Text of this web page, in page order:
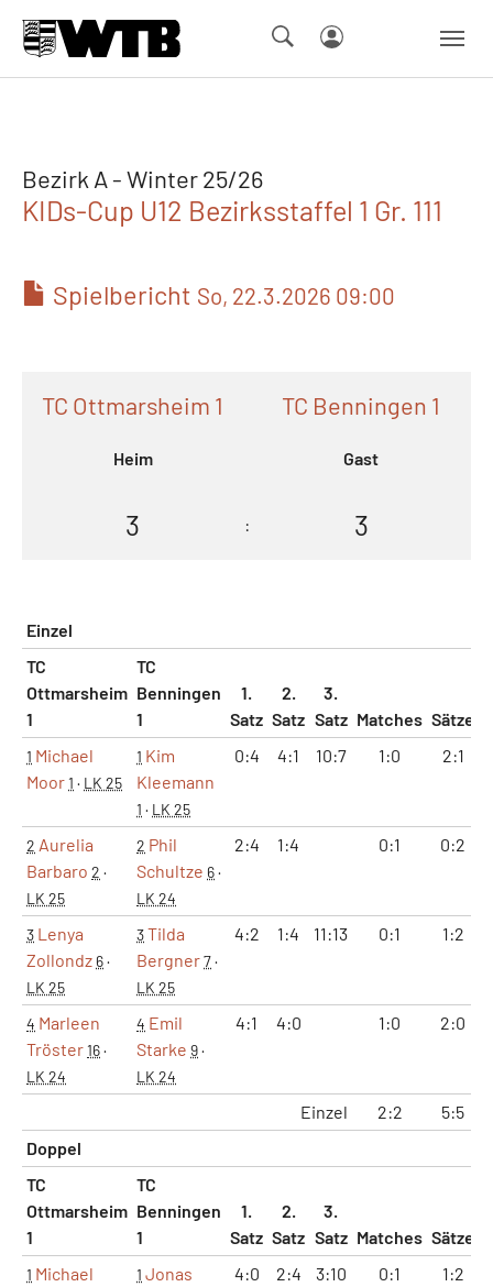
Bezirk A - Winter 25/26
KIDs-Cup U12 Bezirksstaffel 1 Gr. 111
Spielbericht So, 22.3.2026 09:00
TC Ottmarsheim 1
Heim
TC Benningen 1
Gast
3 : 3
Einzel
TC
Ottmarsheim
1
TC
Benningen
1
1.
Satz
2.
Satz
3.
Satz Matches Sätze
1 Michael
Moor1 · LK 25
1 Kim
Kleemann
1 · LK 25
0:4 4:1 10:7 1:0 2:1
2 Aurelia
Barbaro 2 ·
LK 25
2 Phil
Schultze 6·
LK 24
2:4 1:4 0:1 0:2
3 Lenya
Zollondz 6·
LK 25
3Tilda
Bergner7·
LK 25
4:2 1:4 11:13 0:1 1:2
4 Marleen
Tröster16·
LK 24
4 Emil
Starke 9·
LK 24
4:1 4:0 1:0 2:0
Einzel 2:2 5:5
Doppel
TC
Ottmarsheim
1
TC
Benningen
1
1.
Satz
2.
Satz
3.
Satz Matches Sätze
1 Michael
1 Jonas
4:0 2:4 3:10 0:1 1:2